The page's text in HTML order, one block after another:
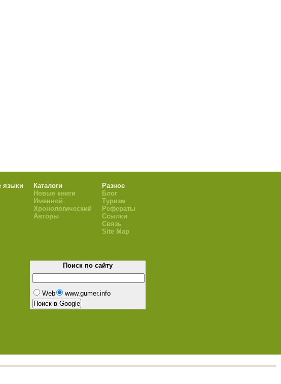
языки
Каталоги
Новые книги
Именной
Хронологический
Авторы
Разное
Блог
Туризм
Рефераты
Ссылки
Связь
Site Map
Поиск по сайту
Web www.gumer.info